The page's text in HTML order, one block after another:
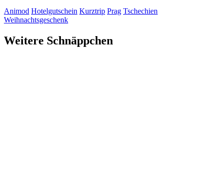
Animod Hotelgutschein Kurztrip Prag Tschechien
Weihnachtsgeschenk
Weitere Schnäppchen